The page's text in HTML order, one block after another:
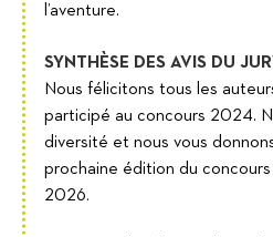
l’aventure.
SYNTHÈSE DES AVIS DU
Nous félicitons tous les
participé au concours 2024.
diversité et nous vous
prochaine édition du
2026.